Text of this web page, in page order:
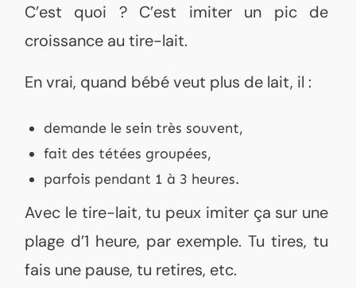
C’est quoi ? C’est imiter un pic de
croissance au tire-lait.
En vrai, quand bébé veut plus de lait, il :
demande le sein très souvent,
fait des tétées groupées,
parfois pendant 1 à 3 heures.
Avec le tire-lait, tu peux imiter ça sur une
plage d’1 heure, par exemple. Tu tires, tu
fais une pause, tu retires, etc.